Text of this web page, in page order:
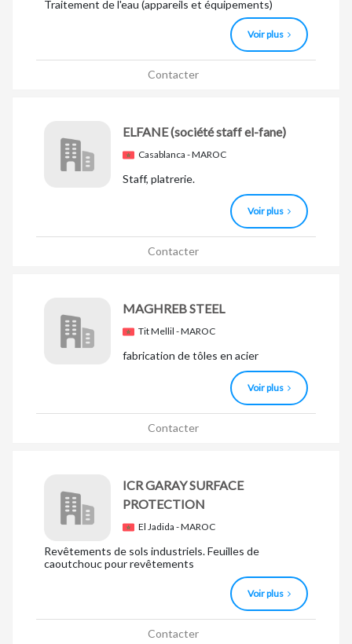
Traitement de l'eau (appareils et équipements)
Voir plus
Contacter
ELFANE(société staff el-fane)
Casablanca - MAROC
Staff, platrerie.
Voir plus
Contacter
MAGHREB STEEL
Tit Mellil - MAROC
fabrication de tôles en acier
Voir plus
Contacter
ICR GARAY SURFACE
PROTECTION
El Jadida - MAROC
Revêtements de sols industriels. Feuilles de
caoutchouc pour revêtements
Voir plus
Contacter